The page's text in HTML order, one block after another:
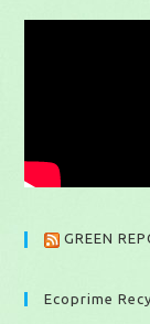
GREEN
Ecoprime